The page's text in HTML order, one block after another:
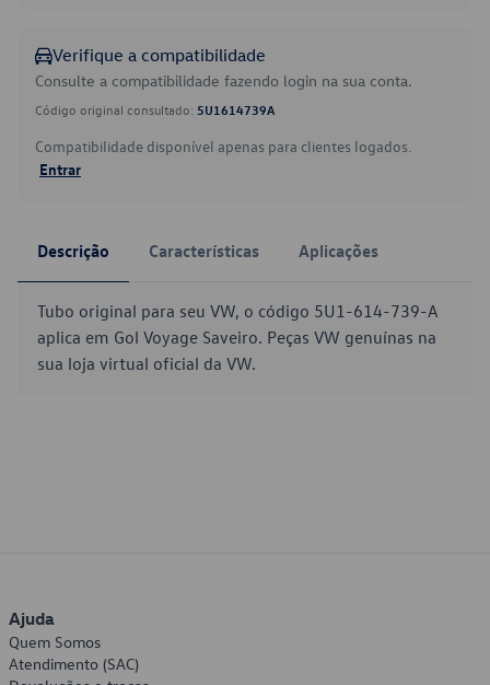
Verifique a compatibilidade
Consulte a compatibilidade fazendo login na sua conta.
Código original consultado: 5U1614739A
Compatibilidade disponível apenas para clientes logados.
Entrar
Descrição Características Aplicações
Tubo original para seu VW, o código 5U1-614-739-A
aplica em Gol Voyage Saveiro. Peças VW genuínas na
sua loja virtual oficial da VW.
Ajuda
Quem Somos
Atendimento (SAC)